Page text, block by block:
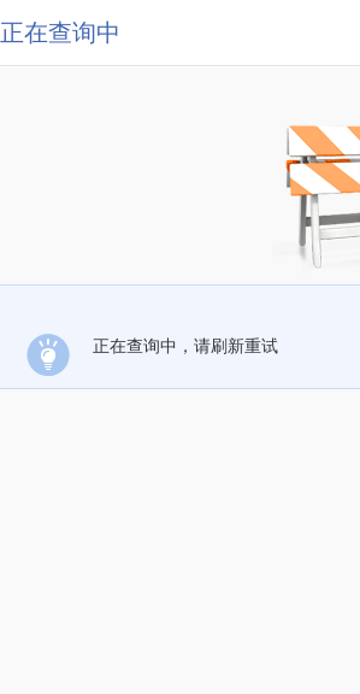
正在查询中
正在查询中，请刷新重试